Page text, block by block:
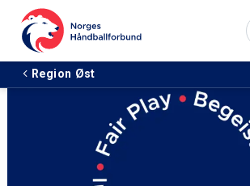
Region Øst